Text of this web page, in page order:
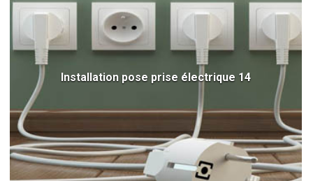
Installation pose prise électrique 14